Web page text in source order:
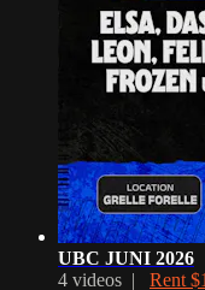
UBC JUNI 2026
4 videos | Rent